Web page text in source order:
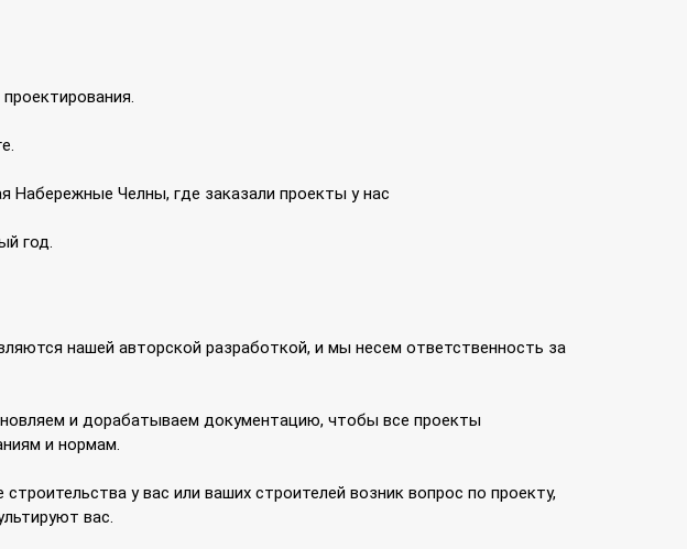
Набережные Челны, где заказали проекты у нас
год.
нашей авторской разработкой, и мы несем ответственность за
и дорабатываем документацию, чтобы все проекты
и нормам.
строительства у вас или ваших строителей возник вопрос по проекту,
вас.